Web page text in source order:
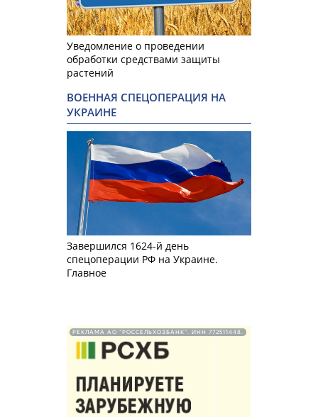
Уведомление о проведении
обработки средствами защиты
растений
ВОЕННАЯ СПЕЦОПЕРАЦИЯ НА
УКРАИНЕ
Завершился 1624-й день
спецоперации РФ на Украине.
Главное
РЕКЛАМА АО "РОССЕЛЬХОЗБАНК". ИНН 772511448.